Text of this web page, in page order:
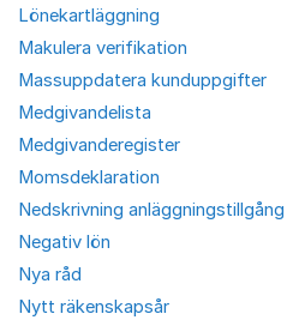
Lönekartläggning
Makulera verifikation
Massuppdatera kunduppgifter
Medgivandelista
Medgivanderegister
Momsdeklaration
Nedskrivning anläggningstillgång
Negativ lön
Nya råd
Nytt räkenskapsår